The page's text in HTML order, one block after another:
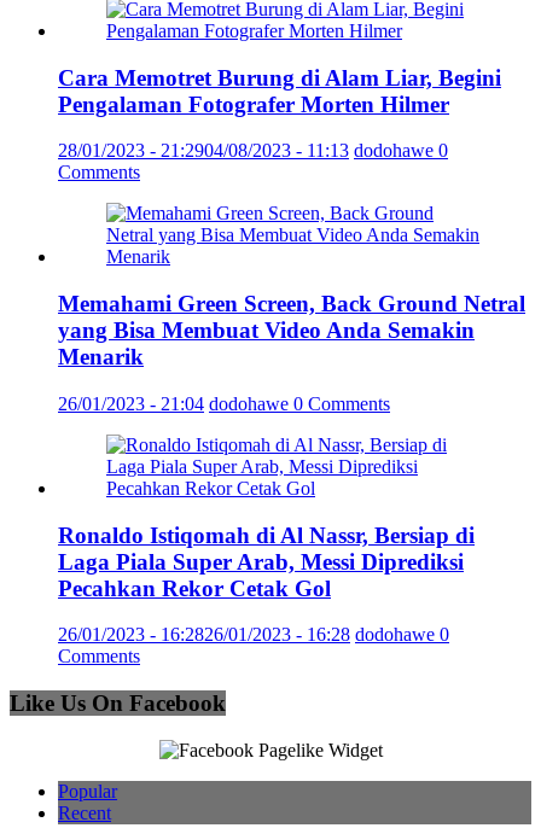
Cara Memotret Burung di Alam Liar, Begini
Pengalaman Fotografer Morten Hilmer
28/01/2023 - 21:2904/08/2023 - 11:13 dodohawe 0
Comments
Memahami Green Screen, Back Ground Netral
yang Bisa Membuat Video Anda Semakin
Menarik
26/01/2023 - 21:04 dodohawe 0 Comments
Ronaldo Istiqomah di Al Nassr, Bersiap di
Laga Piala Super Arab, Messi Diprediksi
Pecahkan Rekor Cetak Gol
26/01/2023 - 16:2826/01/2023 - 16:28 dodohawe 0
Comments
Like Us On Facebook
Popular
Recent